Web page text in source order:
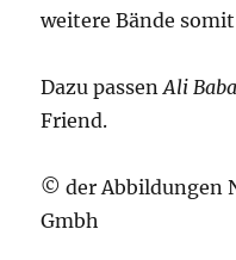
weitere Bände
Dazu passenAli
Friend.
© der Abbildungen
Gmbh